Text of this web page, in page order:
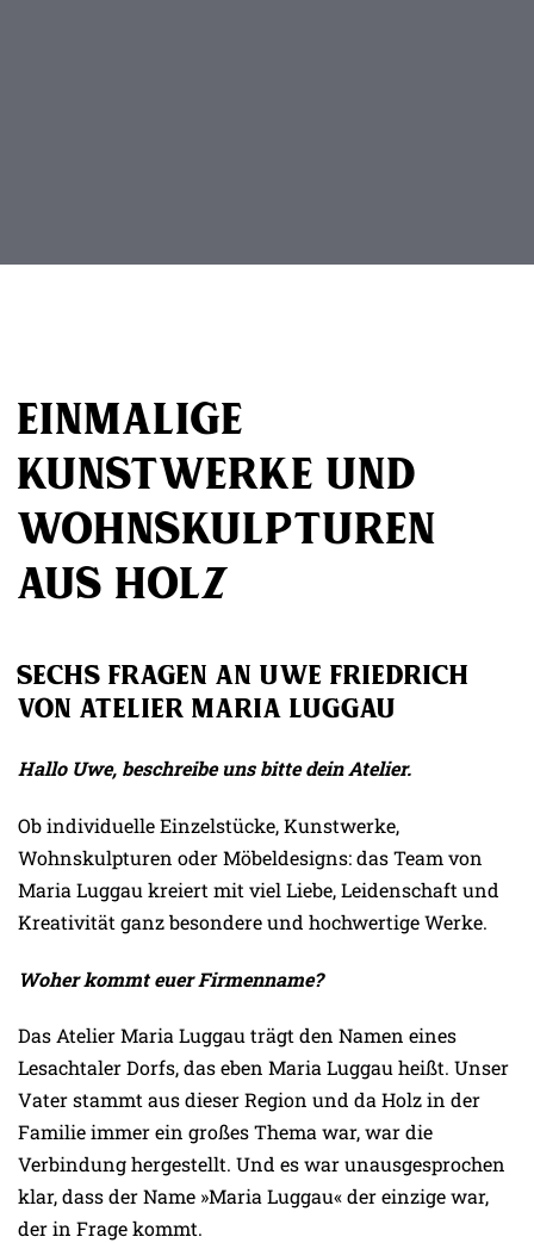
Einmalige
Kunstwerke und
Wohnskulpturen
aus Holz
Sechs Fragen an Uwe Friedrich
von Atelier Maria Luggau
Hallo Uwe, beschreibe uns bitte dein Atelier.
Ob individuelle Einzelstücke, Kunstwerke,
Wohnskulpturen oder Möbeldesigns: das Team von
Maria Luggau kreiert mit viel Liebe, Leidenschaft und
Kreativität ganz besondere und hochwertige Werke.
Woher kommt euer Firmenname?
Das Atelier Maria Luggau trägt den Namen eines
Lesachtaler Dorfs, das eben Maria Luggau heißt. Unser
Vater stammt aus dieser Region und da Holz in der
Familie immer ein großes Thema war, war die
Verbindung hergestellt. Und es war unausgesprochen
klar, dass der Name »Maria Luggau« der einzige war,
der in Frage kommt.
Beitragsnavigation